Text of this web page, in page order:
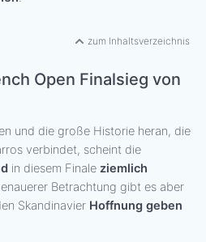
zum Inhaltsverzeichnis
Open Finalsieg von
und die große Historie heran, die
verbindet, scheint die
in diesem Finale ziemlich
Betrachtung gibt es aber
Skandinavier Hoffnung geben